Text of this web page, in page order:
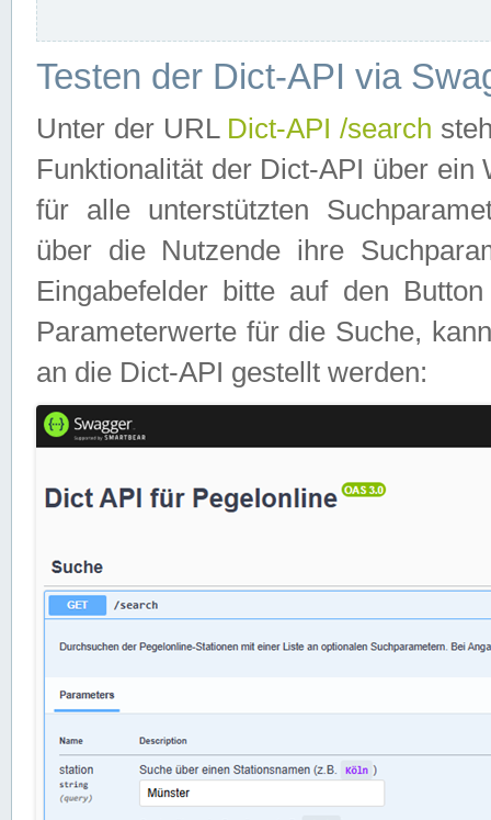
Testen der Dict-API via
Unter der URL Dict-API /search
Funktionalität der Dict-API über
für alle unterstützten
über die Nutzende ihre
Eingabefelder bitte auf den
Parameterwerte für die Suche,
an die Dict-API gestellt werden: